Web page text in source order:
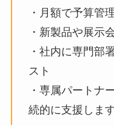
・月額で予算管
・新製品や展示
・社内に専門部
スト
・専属パートナ
続的に支援します